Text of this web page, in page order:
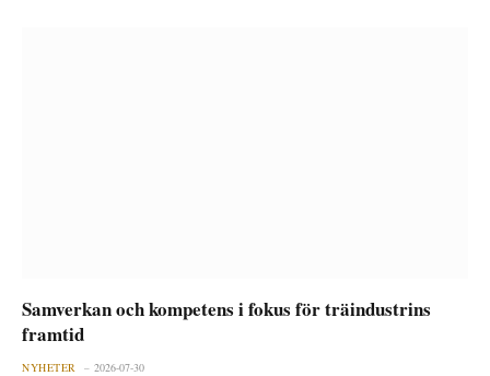
Samverkan och kompetens i fokus för träindustrins
framtid
NYHETER 2026-07-30